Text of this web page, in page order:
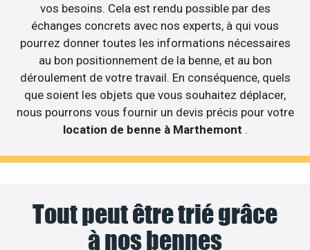
vos besoins. Cela est rendu possible par des
échanges concrets avec nos experts, à qui vous
pourrez donner toutes les informations nécessaires
au bon positionnement de la benne, et au bon
déroulement de votre travail. En conséquence, quels
que soient les objets que vous souhaitez déplacer,
nous pourrons vous fournir un devis précis pour votre
location de benne à Marthemont .
Tout peut être trié grâce
à nos bennes